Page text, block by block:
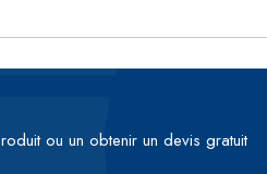
ou un obtenir un devis gratuit